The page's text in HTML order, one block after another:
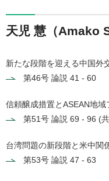
天児 慧（Amako
新たな段階を迎える中国外
第46号 論説 41 - 60
信頼醸成措置とASEAN地
第51号 論説 69 - 96 (
台湾問題の新段階と米中関
第53号 論説 47 - 63